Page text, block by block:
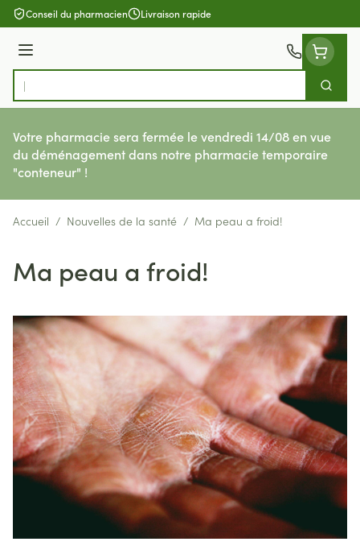
Aller au contenu
Conseil du pharmacien Livraison rapide
Menu
Rechercher
Votre pharmacie sera fermée le vendredi 14/08 en vue
du déménagement dans notre pharmacie temporaire
"conteneur" !
Accueil / Nouvelles de la santé / Ma peau a froid!
Ma peau a froid!